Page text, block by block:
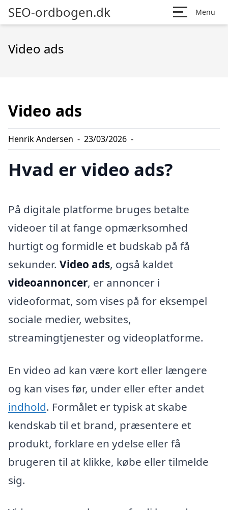
SEO-ordbogen.dk Menu
Video ads
Video ads
Henrik Andersen - 23/03/2026 -
Hvad er video ads?
På digitale platforme bruges betalte
videoer til at fange opmærksomhed
hurtigt og formidle et budskab på få
sekunder. Video ads, også kaldet
videoannoncer, er annoncer i
videoformat, som vises på for eksempel
sociale medier, websites,
streamingtjenester og videoplatforme.
En video ad kan være kort eller længere
og kan vises før, under eller efter andet
indhold. Formålet er typisk at skabe
kendskab til et brand, præsentere et
produkt, forklare en ydelse eller få
brugeren til at klikke, købe eller tilmelde
sig.